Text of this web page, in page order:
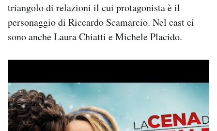
triangolo di relazioni il cui protagonista è il
personaggio di Riccardo Scamarcio. Nel cast ci
sono anche Laura Chiatti e Michele Placido.